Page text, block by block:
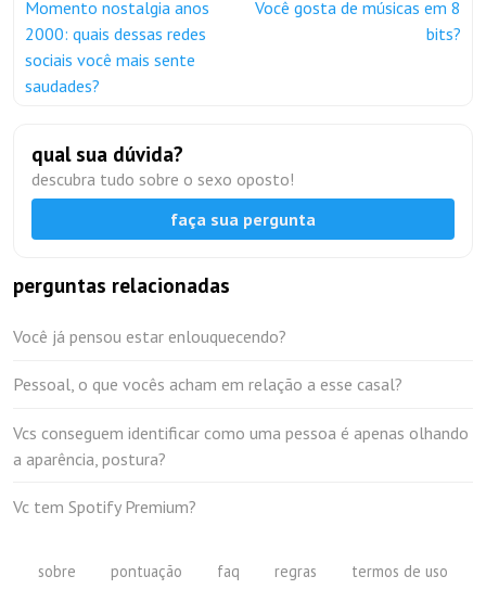
Momento nostalgia anos
2000: quais dessas redes
sociais você mais sente
saudades?
Você gosta de músicas em 8
bits?
qual sua dúvida?
descubra tudo sobre o sexo oposto!
faça sua pergunta
perguntas relacionadas
Você já pensou estar enlouquecendo?
Pessoal, o que vocês acham em relação a esse casal?
Vcs conseguem identificar como uma pessoa é apenas olhando
a aparência, postura?
Vc tem Spotify Premium?
sobre pontuação faq regras termos de uso